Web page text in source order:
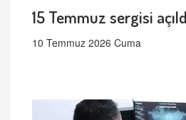
15 Temmuz sergisi
10 Temmuz 2026 Cuma